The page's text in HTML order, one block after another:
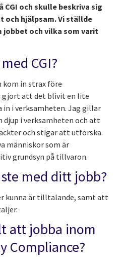
CGI och skulle beskriva sig
och hjälpsam. Vi ställde
och vilka som varit
CGI?
kom in strax före
gjort att det blivit en lite
i verksamheten. Jag gillar
djup i verksamheten och att
och stigar att utforska.
människor som är
grundsyn på tillvaron.
med ditt jobb?
kunna är tilltalande, samt att
att jobba inom
Compliance?